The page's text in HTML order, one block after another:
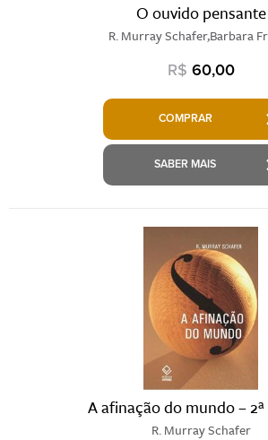
O ouvido pensante
R. Murray Schafer,Barbara
R$ 60,00
COMPRAR
SABER MAIS
A afinação do mundo –
R. Murray Schafer